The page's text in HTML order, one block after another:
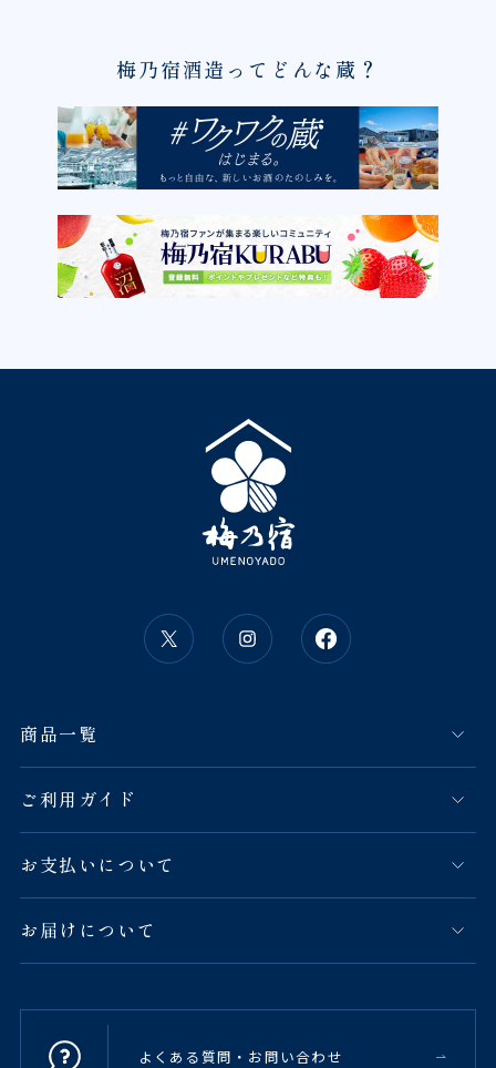
梅乃宿酒造ってどんな蔵？
商品一覧
ご利用ガイド
お支払いについて
お届けについて
よくある質問・お問い合わせ